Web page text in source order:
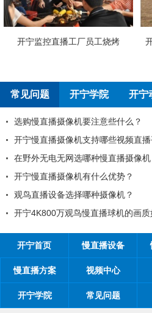
员工烧烤
开宁监控直播工厂团
常见问题 开宁学院 开宁
要注意些什么？
支持哪些视频直播平台？
哪种慢直播摄像机？
有什么优势？
哪种摄像机？
慢直播球机的画质如何？
开宁首页 慢直播设备
慢直播方案 视频中心
开宁学院 常见问题